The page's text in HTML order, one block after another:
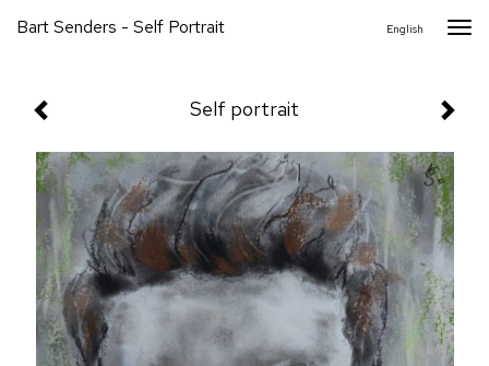
Bart Senders - Self Portrait English
Self portrait